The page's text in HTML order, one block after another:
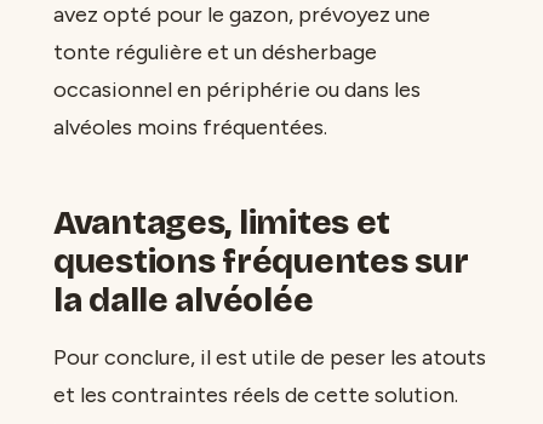
avez opté pour le gazon, prévoyez une
tonte régulière et un désherbage
occasionnel en périphérie ou dans les
alvéoles moins fréquentées.
Avantages, limites et
questions fréquentes sur
la dalle alvéolée
Pour conclure, il est utile de peser les atouts
et les contraintes réels de cette solution.